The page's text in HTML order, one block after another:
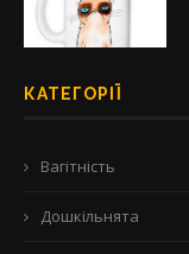
КАТЕГОРІЇ
Вагітність
Дошкільнята